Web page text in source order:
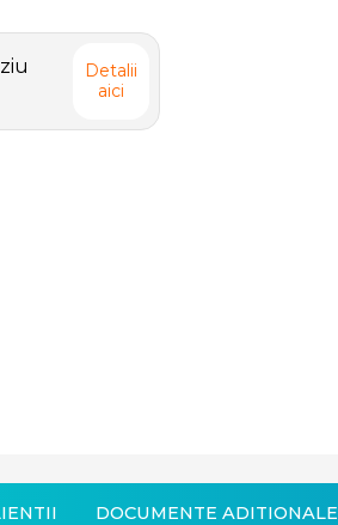
Detalii
aici
DOCUMENTE ADITIONALE